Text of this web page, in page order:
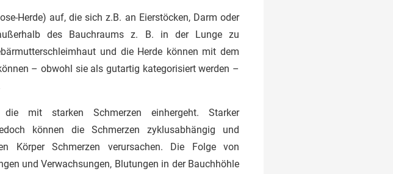
Herde) auf, die sich z.B. an Eierstöcken, Darm oder
des Bauchraums z. B. in der Lunge zu
und die Herde können mit dem
– obwohl sie als gutartig kategorisiert werden –
mit starken Schmerzen einhergeht. Starker
können die Schmerzen zyklusabhängig und
Körper Schmerzen verursachen. Die Folge von
und Verwachsungen, Blutungen in der Bauchhöhle